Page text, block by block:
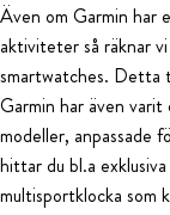
Även om Garmin har
aktiviteter så räknar
smartwatches. Detta
Garmin har även
modeller, anpassade
hittar du bl.a
multisportklocka som